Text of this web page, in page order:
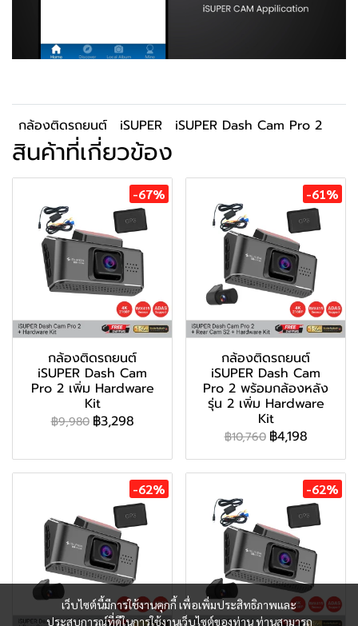
กล้องติดรถยนต์ iSUPER iSUPER Dash Cam Pro 2
สินค้าที่เกี่ยวข้อง
-67%
กล้องติดรถยนต์
iSUPER Dash Cam
Pro 2 เพิ่ม Hardware
Kit
฿9,980 ฿3,298
-61%
กล้องติดรถยนต์
iSUPER Dash Cam
Pro 2 พร้อมกล้องหลัง
รุ่น 2 เพิ่ม Hardware
Kit
฿10,760 ฿4,198
-62% -62%
เว็บไซต์นี้มีการใช้งานคุกกี้ เพื่อเพิ่มประสิทธิภาพและ
ประสบการณ์ที่ดีในการใช้งานเว็บไซต์ของท่าน ท่านสามารถ